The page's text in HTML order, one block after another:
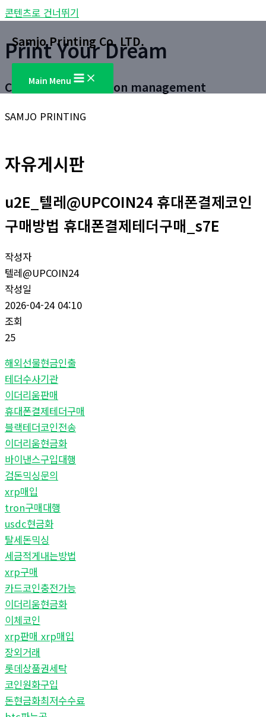
콘텐츠로 건너뛰기
Samjo Printing Co. LTD.
Main Menu
Print Your Dream
Customer satisfaction management
SAMJO PRINTING
자유게시판
u2E_텔레@UPCOIN24 휴대폰결제코인
구매방법 휴대폰결제테더구매_s7E
작성자
텔레@UPCOIN24
작성일
2026-04-24 04:10
조회
25
해외선물현금인출
테더수사기관
이더리움판매
휴대폰결제테더구매
블랙테더코인전송
이더리움현금화
바이낸스구입대행
검돈믹싱문의
xrp매입
tron구매대행
usdc현금화
탈세돈믹싱
세금적게내는방법
xrp구매
카드코인충전가능
이더리움현금화
이체코인
xrp판매 xrp매입
장외거래
롯데상품권세탁
코인원화구입
돈현금화최저수수료